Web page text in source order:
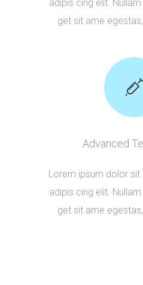
adipis cing elit.
get sit ame
Advanced
Lorem ipsum dolor
adipis cing elit.
get sit ame